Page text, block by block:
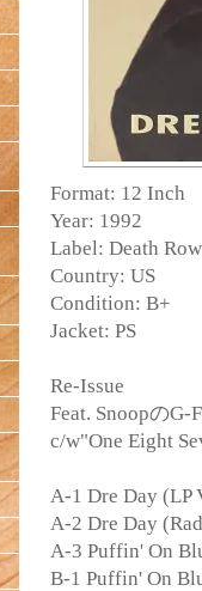
Format: 12 Inch
Year: 1992
Label: Death Row
Country: US
Condition: B+
Jacket: PS
Re-Issue
Feat. SnoopのG-
c/w"One Eight
A-1 Dre Day (LP
A-2 Dre Day
A-3 Puffin' On
B-1 Puffin' On